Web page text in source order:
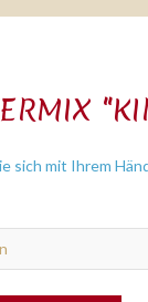
sich mit Ihrem